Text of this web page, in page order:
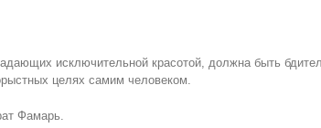
исключительной красотой, должна быть
целях самим человеком.
Фамарь.